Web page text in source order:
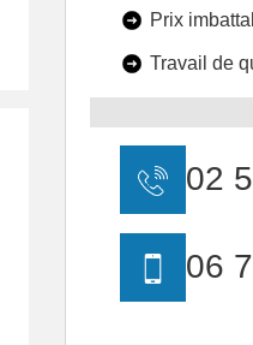
Prix
Travail de
02
06